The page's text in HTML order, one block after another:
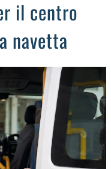
il centro
navetta